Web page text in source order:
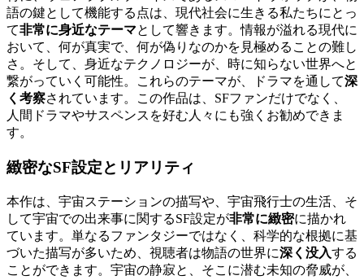
語の鍵として機能する点は、現代社会に生きる私たちにとっ
て非常に身近なテーマとして響きます。情報が溢れる現代に
おいて、何が真実で、何が偽りなのかを見極めることの難し
さ。そして、身近なテクノロジーが、時に知らない世界へと
繋がっていく可能性。これらのテーマが、ドラマを通して深
く考察されています。この作品は、SFファンだけでなく、
人間ドラマやサスペンスを好む人々にも強くお勧めできま
す。
緻密なSF設定とリアリティ
本作は、宇宙ステーションの描写や、宇宙飛行士の生活、そ
して宇宙での出来事に関するSF設定が非常に緻密に描かれ
ています。単なるファンタジーではなく、科学的な根拠に基
づいた描写が多いため、視聴者は物語の世界に深く没入する
ことができます。宇宙の静寂と、そこに潜む未知の脅威が、